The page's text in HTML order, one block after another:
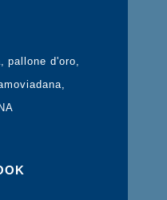
pallone d'oro